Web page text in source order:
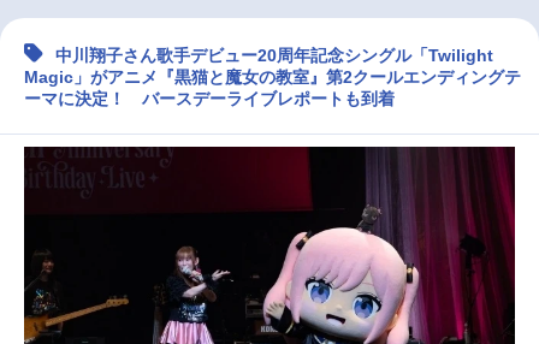
マンガ・ラノベ ゲーム・アプリ 音楽 コスプレ
2.5次元 配信・Vtuber
アニメ記事一覧 声優記事一覧
アニメ映画一覧 実写化映画一覧
中川翔子さん歌手デビュー20周年記念シングル「Twilight
Magic」がアニメ『黒猫と魔女の教室』第2クールエンディングテ
ーマに決定！ バースデーライブレポートも到着